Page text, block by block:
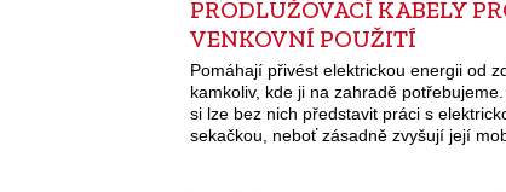
PRODLUŽOVACÍ KABELY
VENKOVNÍ POUŽITÍ
Pomáhají přivést elektrickou energii od
kamkoliv, kde ji na zahradě
si lze bez nich představit práci s
sekačkou, neboť zásadně zvyšují její